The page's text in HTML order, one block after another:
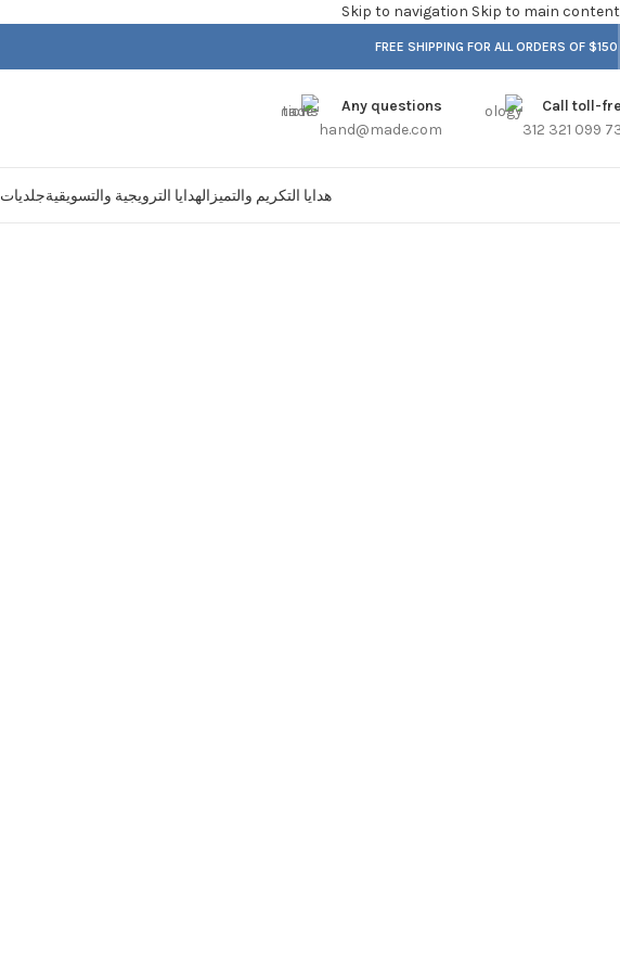
Skip to navigation Skip to main content
FREE SHIPPING FOR ALL ORDERS OF $150
Call toll-
Any questions
hand@made.com
هدايا التكريم والتميز الهدايا الترويجية والتسويقيةجلديات